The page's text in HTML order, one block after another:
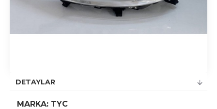
DETAYLAR
MARKA: TYC